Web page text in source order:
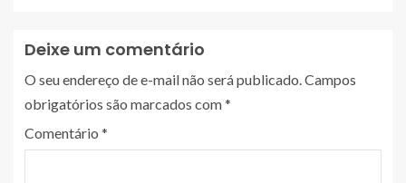
Deixe um comentário
O seu endereço de e-mail não será publicado.Campos
obrigatórios são marcados com*
Comentário *